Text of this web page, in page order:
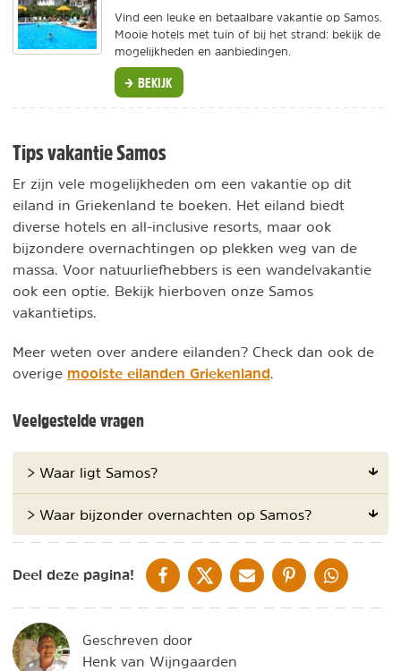
Vind een leuke en betaalbare vakantie op Samos.
Mooie hotels met tuin of bij het strand: bekijk de
mogelijkheden en aanbiedingen.
BEKIJK
Tips vakantie Samos
Er zijn vele mogelijkheden om een vakantie op dit
eiland in Griekenland te boeken. Het eiland biedt
diverse hotels en all-inclusive resorts, maar ook
bijzondere overnachtingen op plekken weg van de
massa. Voor natuurliefhebbers is een wandelvakantie
ook een optie. Bekijk hierboven onze Samos
vakantietips.
Meer weten over andere eilanden? Check dan ook de
overige mooiste eilanden Griekenland.
Veelgestelde vragen
> Waar ligt Samos?
> Waar bijzonder overnachten op Samos?
Deel deze pagina! DELEN OP FACEBOOK
DELEN OP XDELEN VIA DE MAIL
DELEN OP PINTEREST
DELEN OP
Geschreven door
Henk van Wijngaarden